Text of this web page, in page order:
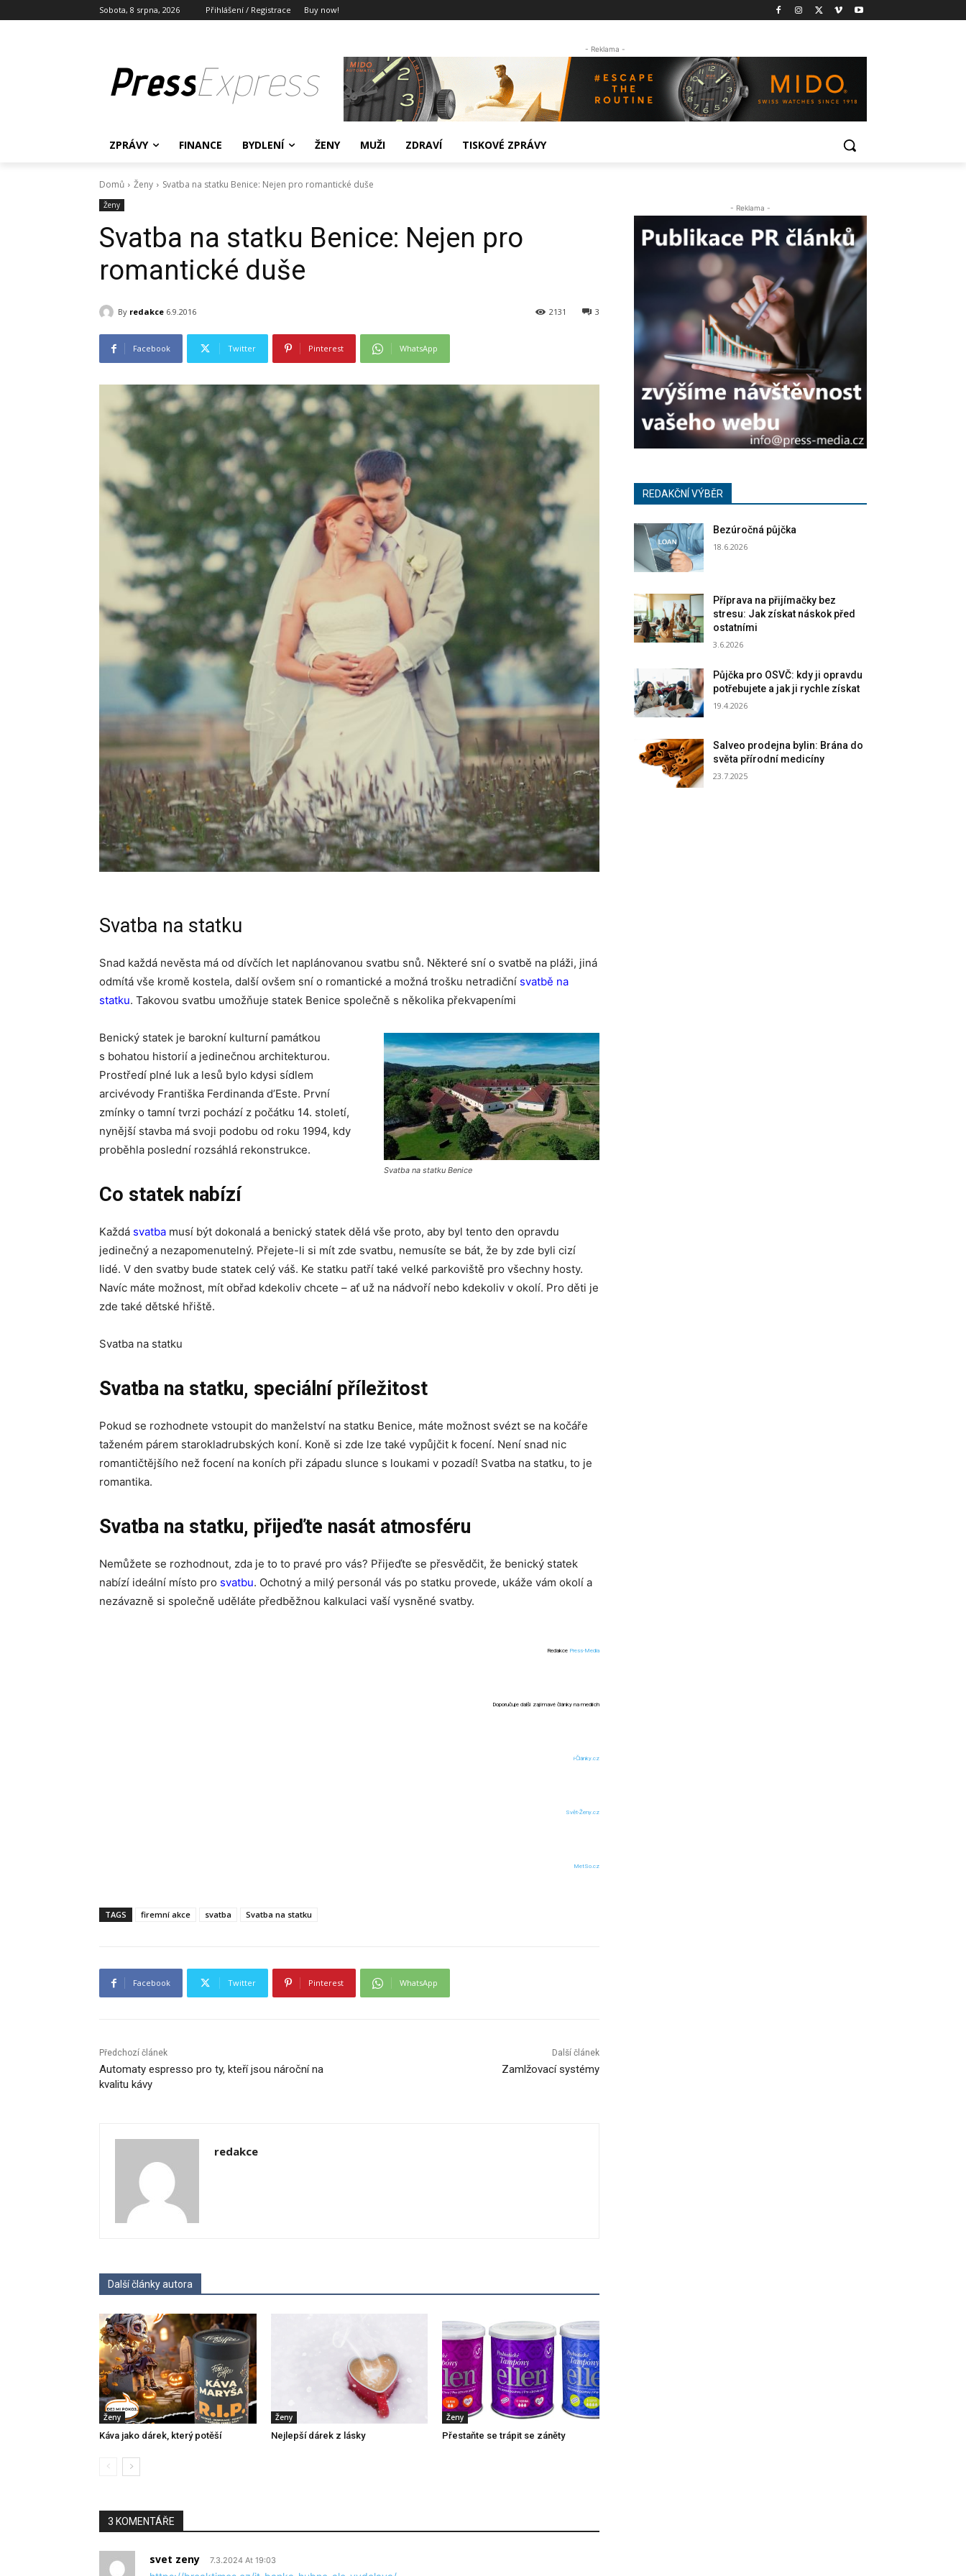
Sobota, 8 srpna, 2026 Přihlášení / Registrace Buy now!
PressExpress
- Reklama -
ZPRÁVY FINANCE BYDLENÍ ŽENY MUŽI ZDRAVÍ TISKOVÉ ZPRÁVY
Domů Ženy Svatba na statku Benice: Nejen pro romantické duše
Ženy
Svatba na statku Benice: Nejen pro
romantické duše
By redakce 6.9.2016 3
2131
Facebook Twitter Pinterest WhatsApp
Svatba na statku
Snad každá nevěsta má od dívčích let naplánovanou svatbu snů. Některé sní o svatbě na pláži, jiná
odmítá vše kromě kostela, další ovšem sní o romantické a možná trošku netradiční svatbě na
statku. Takovou svatbu umožňuje statek Benice společně s několika překvapeními
Svatba na statku Benice
Benický statek je barokní kulturní památkou
s bohatou historií a jedinečnou architekturou.
Prostředí plné luk a lesů bylo kdysi sídlem
arcivévody Františka Ferdinanda d’Este. První
zmínky o tamní tvrzi pochází z počátku 14. století,
nynější stavba má svoji podobu od roku 1994, kdy
proběhla poslední rozsáhlá rekonstrukce.
Co statek nabízí
Každá svatba musí být dokonalá a benický statek dělá vše proto, aby byl tento den opravdu
jedinečný a nezapomenutelný. Přejete-li si mít zde svatbu, nemusíte se bát, že by zde byli cizí
lidé. V den svatby bude statek celý váš. Ke statku patří také velké parkoviště pro všechny hosty.
Navíc máte možnost, mít obřad kdekoliv chcete – ať už na nádvoří nebo kdekoliv v okolí. Pro děti je
zde také dětské hřiště.
Svatba na statku
Svatba na statku, speciální příležitost
Pokud se rozhodnete vstoupit do manželství na statku Benice, máte možnost svézt se na kočáře
taženém párem starokladrubských koní. Koně si zde lze také vypůjčit k focení. Není snad nic
romantičtějšího než focení na koních při západu slunce s loukami v pozadí! Svatba na statku, to je
romantika.
Svatba na statku, přijeďte nasát atmosféru
Nemůžete se rozhodnout, zda je to to pravé pro vás? Přijeďte se přesvědčit, že benický statek
nabízí ideální místo pro svatbu. Ochotný a milý personál vás po statku provede, ukáže vám okolí a
nezávazně si společně uděláte předběžnou kalkulaci vaší vysněné svatby.
Redakce Press-Media
Doporučuje další zajímavé články na mediích
i-Články.cz
Svět-Ženy.cz
MetSo.cz
TAGS firemní akce svatba Svatba na statku
Facebook Twitter Pinterest WhatsApp
Předchozí článek
Automaty espresso pro ty, kteří jsou nároční na
kvalitu kávy
Další článek
Zamlžovací systémy
redakce
Další články autora
Ženy
Káva jako dárek, který potěší
Ženy
Nejlepší dárek z lásky
Ženy
Přestaňte se trápit se záněty
3 KOMENTÁŘE
svet zeny 7.3.2024 At 19:03
- Reklama -
REDAKČNÍ VÝBĚR
Bezúročná půjčka
18.6.2026
Příprava na přijímačky bez
stresu: Jak získat náskok před
ostatními
3.6.2026
Půjčka pro OSVČ: kdy ji opravdu
potřebujete a jak ji rychle získat
19.4.2026
Salveo prodejna bylin: Brána do
světa přírodní medicíny
23.7.2025